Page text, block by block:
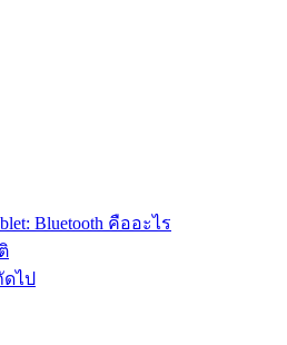
Bluetooth คืออะไร
ไป